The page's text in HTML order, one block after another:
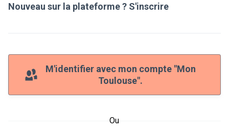
Nouveau sur la plateforme ? S'inscrire
M'identifier avec mon compte "Mon
Toulouse".
Ou